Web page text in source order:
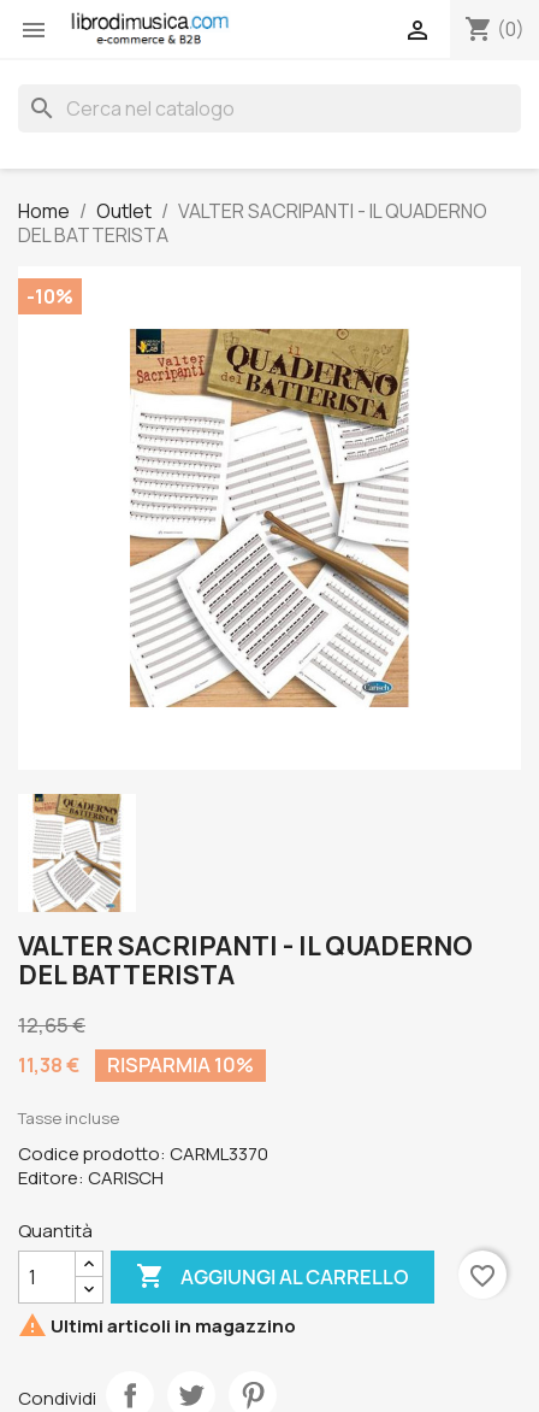
 shopping_cart (0)

search
Home Outlet
VALTER SACRIPANTI - IL QUADERNO
DEL BATTERISTA
-10%
VALTER SACRIPANTI - IL QUADERNO
DEL BATTERISTA
12,65 €
11,38 €
RISPARMIA 10%
Tasse incluse
Codice prodotto: CARML3370
Editore: CARISCH
Quantità
 AGGIUNGI AL CARRELLO
favorite_border
 Ultimi articoli in magazzino
Condividi